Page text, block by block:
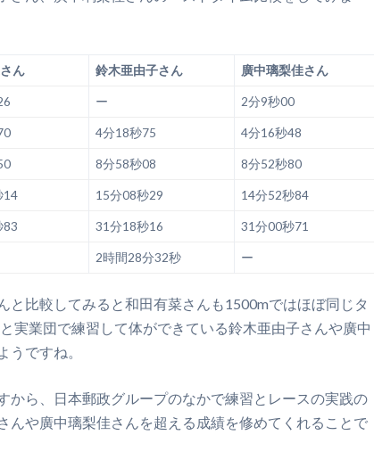
ん 鈴木亜由子さん 廣中璃梨佳さん
ー 2分9秒00
4分18秒75 4分16秒48
8分58秒08 8分52秒80
14 15分08秒29 14分52秒84
83 31分18秒16 31分00秒71
2時間28分32秒 ー
と比較してみると和田有菜さんも1500mではほぼ同じタ
実業団で練習して体ができている鈴木亜由子さんや廣中
うですね。
から、日本郵政グループのなかで練習とレースの実践の
んや廣中璃梨佳さんを超える成績を修めてくれることで